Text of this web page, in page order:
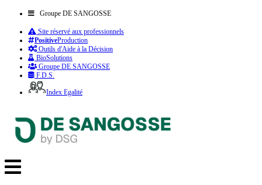
Groupe DE SANGOSSE
Site réservé aux professionnels
PositiveProduction
Outils d'Aide à la Décision
BioSolutions
Groupe DE SANGOSSE
F.D.S.
Index Egalité